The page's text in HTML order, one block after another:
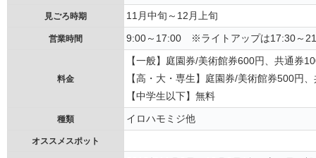
見ごろ時期 11月中旬～12月上旬
営業時間 9:00～17:00 ※ライトアップは17:30～
料金
【一般】庭園券/美術館券600円、共通券
【高・大・専生】庭園券/美術館券500円
【中学生以下】無料
種類 イロハモミジ他
オススメスポット